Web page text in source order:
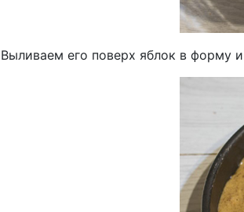
Выливаем его поверх яблок в форму